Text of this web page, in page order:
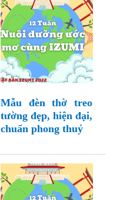
Mẫu đèn thờ treo
tường đẹp, hiện đại,
chuẩn phong thuỷ